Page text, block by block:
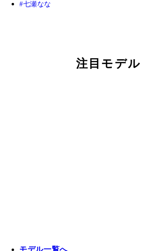
七瀬なな
注目モデル
モデル一覧へ